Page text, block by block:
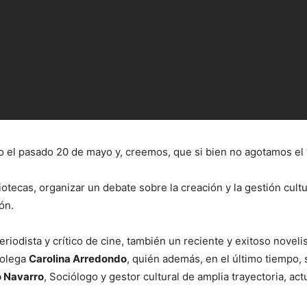
el pasado 20 de mayo y, creemos, que si bien no agotamos
organizar un debate sobre la creación y la gestión
y crítico de cine, también un reciente y exitoso
Carolina Arredondo, quién además, en el último
Navarro, Sociólogo y gestor cultural de amplia trayectoria,